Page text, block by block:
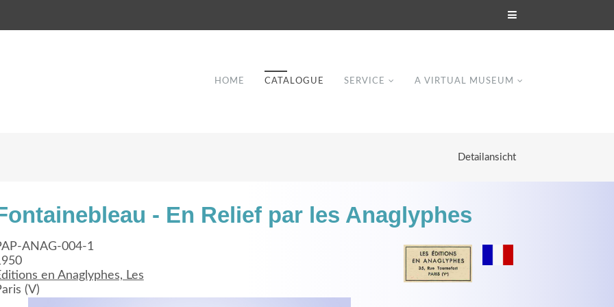
HOME CATALOGUE SERVICE A VIRTUAL MUSEUM
Detailansicht
- En Relief par les Anaglyphes
ANAG-004-1
en Anaglyphes, Les
(V)
adipiscing elit. Aenean commodo ligula eget
dolor.
Lorem ipsum dolor sit amet, consectetuer
adipiscing elit. Aenean commodo ligula eget